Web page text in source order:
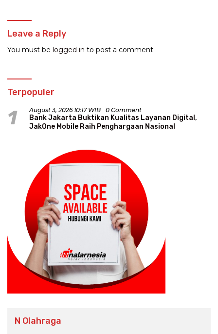
Leave a Reply
You must be logged in to post a comment.
Terpopuler
1 August 3, 2026 10:17 WIB 0 Comment
Bank Jakarta Buktikan Kualitas Layanan Digital,
JakOne Mobile Raih Penghargaan Nasional
N Olahraga